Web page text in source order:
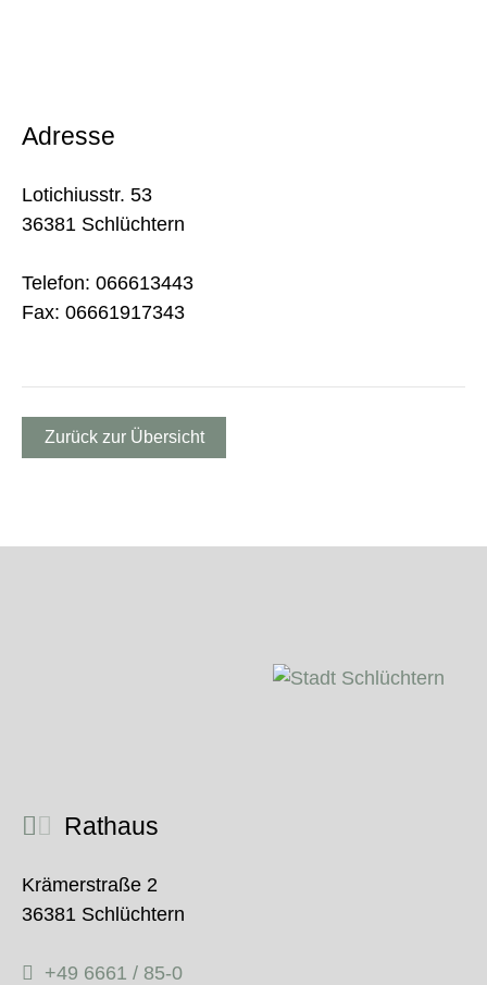
Adresse
Lotichiusstr. 53
36381 Schlüchtern
Telefon: 066613443
Fax: 06661917343
Zurück zur Übersicht
Rathaus
Krämerstraße 2
36381 Schlüchtern
+49 6661 / 85-0